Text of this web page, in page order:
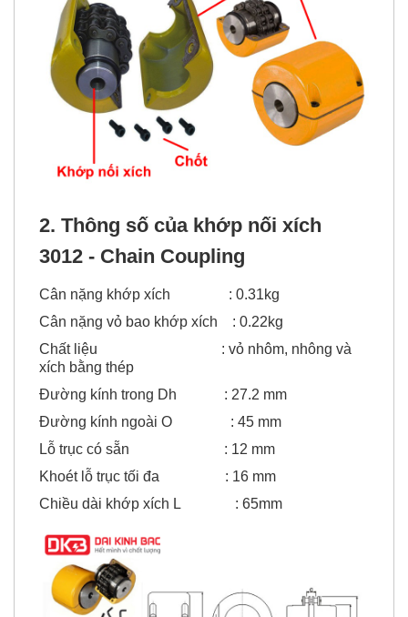
2. Thông số của khớp nối xích
3012 - Chain Coupling
Cân nặng khớp xích : 0.31kg
Cân nặng vỏ bao khớp xích : 0.22kg
Chất liệu : vỏ nhôm, nhông và
xích bằng thép
Đường kính trong Dh : 27.2 mm
Đường kính ngoài O : 45 mm
Lỗ trục có sẵn : 12 mm
Khoét lỗ trục tối đa : 16 mm
Chiều dài khớp xích L : 65mm